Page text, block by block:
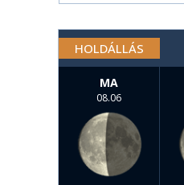
HOLDÁLLÁS
MA
08.06